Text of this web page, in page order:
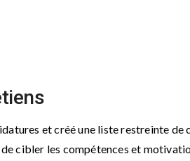
et créé une liste restreinte de
cibler les compétences et